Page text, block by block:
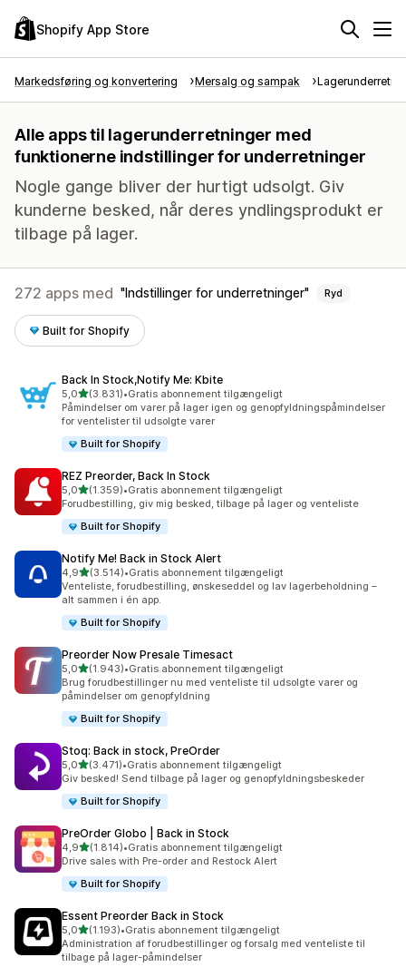
Shopify App Store
Markedsføring og konvertering Mersalg og sampak
Alle apps til lagerunderretninger med
funktionerne indstillinger for underretninger
Nogle gange bliver der hurtigt udsolgt. Giv
kunderne besked, når deres yndlingsprodukt er
tilbage på lager.
272 apps med Indstillinger for underretninger Ryd
Built for Shopify
Back In Stock,Notify Me: Kbite
5,0ud af 5 stjerner
(3.831)
3831 anmeldelser i alt
•Gratis abonnement tilgængeligt
Påmindelser om varer på lager igen og genopfyldningspåmindelser
for ventelister til udsolgte varer
Built for Shopify
REZ Preorder, Back In Stock
5,0ud af 5 stjerner
(1.359)
1359 anmeldelser i alt
•Gratis abonnement tilgængeligt
Forudbestilling, giv mig besked, tilbage på lager og venteliste
Built for Shopify
Notify Me! Back in Stock Alert
4,9ud af 5 stjerner
(3.514)
3514 anmeldelser i alt
•Gratis abonnement tilgængeligt
Venteliste, forudbestilling, ønskeseddel og lav lagerbeholdning –
alt sammen i én app.
Built for Shopify
Preorder Now Presale Timesact
5,0ud af 5 stjerner
(1.943)
1943 anmeldelser i alt
•Gratis abonnement tilgængeligt
Brug forudbestillinger nu med venteliste til udsolgte varer og
påmindelser om genopfyldning
Built for Shopify
Stoq: Back in stock, PreOrder
5,0ud af 5 stjerner
(3.471)
3471 anmeldelser i alt
•Gratis abonnement tilgængeligt
Giv besked! Send tilbage på lager og genopfyldningsbeskeder
Built for Shopify
PreOrder Globo | Back in Stock
4,9ud af 5 stjerner
(1.814)
1814 anmeldelser i alt
•Gratis abonnement tilgængeligt
Drive sales with Pre-order and Restock Alert
Built for Shopify
Essent Preorder Back in Stock
5,0ud af 5 stjerner
(1.193)
1193 anmeldelser i alt
•Gratis abonnement tilgængeligt
Administration af forudbestillinger og forsalg med venteliste til
tilbage på lager-påmindelser